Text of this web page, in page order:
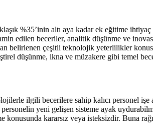
%35’inin altı aya kadar ek eğitime
edilen beceriler, analitik düşünme ve
belirlenen çeşitli teknolojik yeterlilikler
düşünme, ikna ve müzakere gibi temel
ilgili becerilere sahip kalıcı personel işe
yeni gelişen sisteme ayak
konusunda kararsız veya isteksizdir. Buna